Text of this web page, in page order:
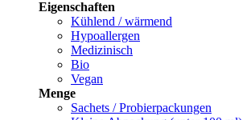
Eigenschaften
Kühlend / wärmend
Hypoallergen
Medizinisch
Bio
Vegan
Menge
Sachets / Probierpackungen